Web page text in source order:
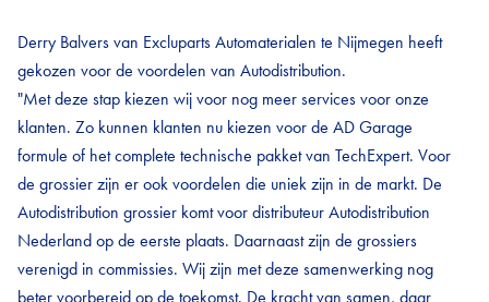
Derry Balvers van Excluparts Automaterialen te Nijmegen heeft
gekozen voor de voordelen van Autodistribution.
"Met deze stap kiezen wij voor nog meer services voor onze
klanten. Zo kunnen klanten nu kiezen voor de AD Garage
formule of het complete technische pakket van TechExpert. Voor
de grossier zijn er ook voordelen die uniek zijn in de markt. De
Autodistribution grossier komt voor distributeur Autodistribution
Nederland op de eerste plaats. Daarnaast zijn de grossiers
verenigd in commissies. Wij zijn met deze samenwerking nog
beter voorbereid op de toekomst. De kracht van samen, daar